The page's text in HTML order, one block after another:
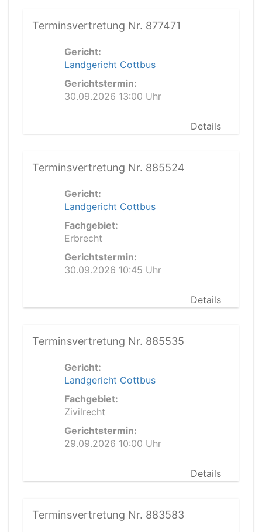
Terminsvertretung Nr. 877471
Gericht:
Landgericht Cottbus
Gerichtstermin:
30.09.2026 13:00 Uhr
Details
Terminsvertretung Nr. 885524
Gericht:
Landgericht Cottbus
Fachgebiet:
Erbrecht
Gerichtstermin:
30.09.2026 10:45 Uhr
Details
Terminsvertretung Nr. 885535
Gericht:
Landgericht Cottbus
Fachgebiet:
Zivilrecht
Gerichtstermin:
29.09.2026 10:00 Uhr
Details
Terminsvertretung Nr. 883583